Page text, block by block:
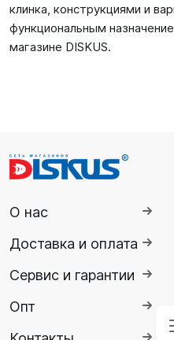
клинка, конструкциями и
функциональным
магазине DISKUS.
О нас
Доставка и оплата
Сервис и гарантии
Опт